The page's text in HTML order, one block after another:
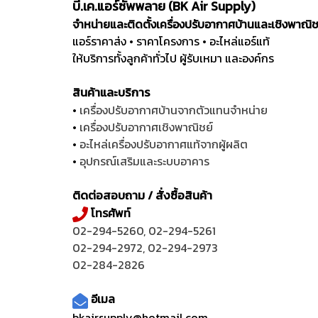
บี.เค.แอร์ซัพพลาย (BK Air Supply)
จำหน่ายและติดตั้งเครื่องปรับอากาศบ้านและเชิงพาณิ
แอร์ราคาส่ง • ราคาโครงการ • อะไหล่แอร์แท้
ให้บริการทั้งลูกค้าทั่วไป ผู้รับเหมา และองค์กร
สินค้าและบริการ
• เครื่องปรับอากาศบ้านจากตัวแทนจำหน่าย
• เครื่องปรับอากาศเชิงพาณิชย์
• อะไหล่เครื่องปรับอากาศแท้จากผู้ผลิต
• อุปกรณ์เสริมและระบบอาคาร
ติดต่อสอบถาม / สั่งซื้อสินค้า
โทรศัพท์
02-294-5260, 02-294-5261
02-294-2972, 02-294-2973
02-284-2826
อีเมล